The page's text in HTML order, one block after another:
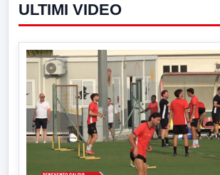
ULTIMI VIDEO